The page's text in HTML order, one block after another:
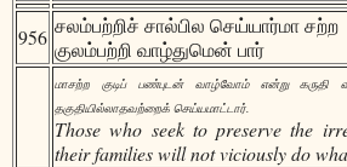
956 சலம்பற்றிச் சால்பில செய்யார்மா சற்ற
குலம்பற்றி வாழ்துமென் பார்
மாசற்ற குடிப் பண்புடன் வாழ்வோம் என்று
தகுதியில்லாதவற்றைக் செய்யமாட்டார்.
Those who seek to preserve the
their families will not viciously do